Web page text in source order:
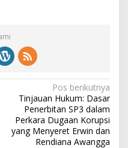
Pos berikutnya
Tinjauan Hukum: Dasar
Penerbitan SP3 dalam
Perkara Dugaan Korupsi
yang Menyeret Erwin dan
Rendiana Awangga